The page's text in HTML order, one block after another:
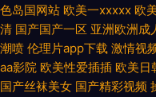
99 韩国福利一区二区 精品婷婷
观看一区 天堂色淫v网站 五月
色岛国网站 欧美一xxxxx 欧
清 国产国产一区 亚洲欧洲成
潮喷 伦理片app下载 激情视
aa影院 欧美性爱插插 欧美日
国产丝袜美女 国产精彩视频